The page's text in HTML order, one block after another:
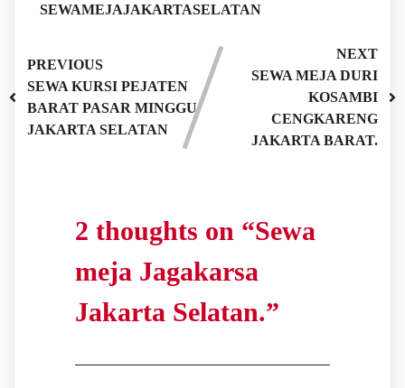
SEWAMEJAJAKARTASELATAN
PREVIOUS
SEWA KURSI PEJATEN
BARAT PASAR MINGGU
JAKARTA SELATAN
NEXT
SEWA MEJA DURI
KOSAMBI
CENGKARENG
JAKARTA BARAT.
2 thoughts on “Sewa
meja Jagakarsa
Jakarta Selatan.”